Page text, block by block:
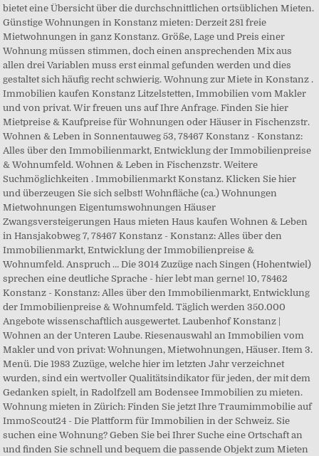
bietet eine Übersicht über die durchschnittlichen ortsüblichen Mieten.
Günstige Wohnungen in Konstanz mieten: Derzeit 281 freie
Mietwohnungen in ganz Konstanz. Größe, Lage und Preis einer
Wohnung müssen stimmen, doch einen ansprechenden Mix aus
allen drei Variablen muss erst einmal gefunden werden und dies
gestaltet sich häufig recht schwierig. Wohnung zur Miete in Konstanz .
Immobilien kaufen Konstanz Litzelstetten, Immobilien vom Makler
und von privat. Wir freuen uns auf Ihre Anfrage. Finden Sie hier
Mietpreise & Kaufpreise für Wohnungen oder Häuser in Fischenzstr.
Wohnen & Leben in Sonnentauweg 53, 78467 Konstanz - Konstanz:
Alles über den Immobilienmarkt, Entwicklung der Immobilienpreise
& Wohnumfeld. Wohnen & Leben in Fischenzstr. Weitere
Suchmöglichkeiten . Immobilienmarkt Konstanz. Klicken Sie hier
und überzeugen Sie sich selbst! Wohnfläche (ca.) Wohnungen
Mietwohnungen Eigentumswohnungen Häuser
Zwangsversteigerungen Haus mieten Haus kaufen Wohnen & Leben
in Hansjakobweg 7, 78467 Konstanz - Konstanz: Alles über den
Immobilienmarkt, Entwicklung der Immobilienpreise &
Wohnumfeld. Anspruch … Die 3014 Zuzüge nach Singen (Hohentwiel)
sprechen eine deutliche Sprache - hier lebt man gerne! 10, 78462
Konstanz - Konstanz: Alles über den Immobilienmarkt, Entwicklung
der Immobilienpreise & Wohnumfeld. Täglich werden 350.000
Angebote wissenschaftlich ausgewertet. Laubenhof Konstanz |
Wohnen an der Unteren Laube. Riesenauswahl an Immobilien vom
Makler und von privat: Wohnungen, Mietwohnungen, Häuser. Item 3.
Menü. Die 1983 Zuzüge, welche hier im letzten Jahr verzeichnet
wurden, sind ein wertvoller Qualitätsindikator für jeden, der mit dem
Gedanken spielt, in Radolfzell am Bodensee Immobilien zu mieten.
Wohnung mieten in Zürich: Finden Sie jetzt Ihre Traumimmobilie auf
ImmoScout24 - Die Plattform für Immobilien in der Schweiz. Sie
suchen eine Wohnung? Geben Sie bei Ihrer Suche eine Ortschaft an
und finden Sie schnell und bequem die passende Objekt zum Mieten